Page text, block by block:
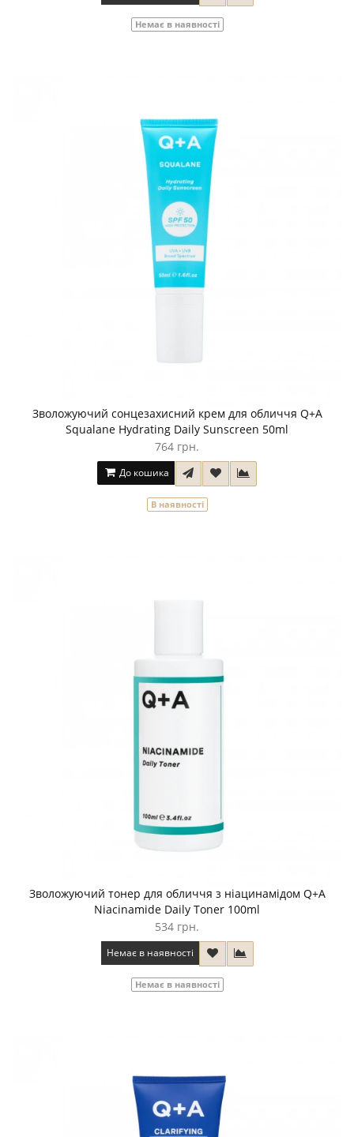
Немає в наявності
Зволожуючий сонцезахисний крем для обличчя Q+A
Squalane Hydrating Daily Sunscreen 50ml
764 грн.
До кошика
В наявності
Зволожуючий тонер для обличчя з ніацинамідом Q+A
Niacinamide Daily Toner 100ml
534 грн.
Немає в наявності
Немає в наявності